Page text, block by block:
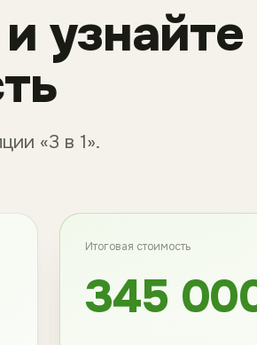
узнайте
«3 в 1».
Итоговая стоимость
345